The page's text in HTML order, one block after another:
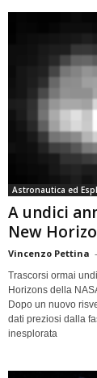
Astronautica ed
A undici
New
Vincenzo Pettina -
Trascorsi ormai
Horizons della
Dopo un nuovo
dati preziosi dalla
inesplorata